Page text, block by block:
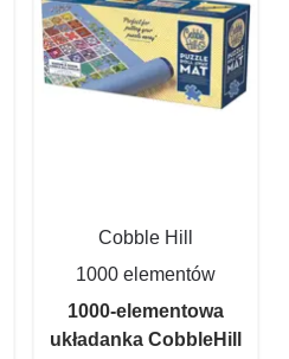
Cobble Hill
1000 elementów
1000-elementowa
układanka CobbleHill